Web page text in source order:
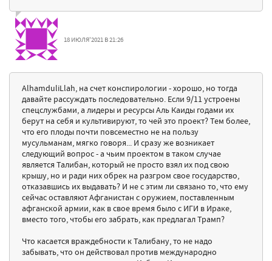
18 ИЮЛЯ'2021 В 21:26
AlhamduliLlah, на счет конспирологии - хорошо, но тогда
давайте рассуждать последовательно. Если 9/11 устроены
спецслужбами, а лидеры и ресурсы Аль Каиды годами их
берут на себя и культивируют, то чей это проект? Тем более,
что его плоды почти повсеместно не на пользу
мусульманам, мягко говоря... И сразу же возникает
следующий вопрос - а чьим проектом в таком случае
является Талибан, который не просто взял их под свою
крышу, но и ради них обрек на разгром свое государство,
отказавшись их выдавать? И не с этим ли связано то, что ему
сейчас оставляют Афганистан с оружием, поставленным
афганской армии, как в свое время было с ИГИ в Ираке,
вместо того, чтобы его забрать, как предлагал Трамп?
Что касается враждебности к Талибану, то не надо
забывать, что он действовал против международно